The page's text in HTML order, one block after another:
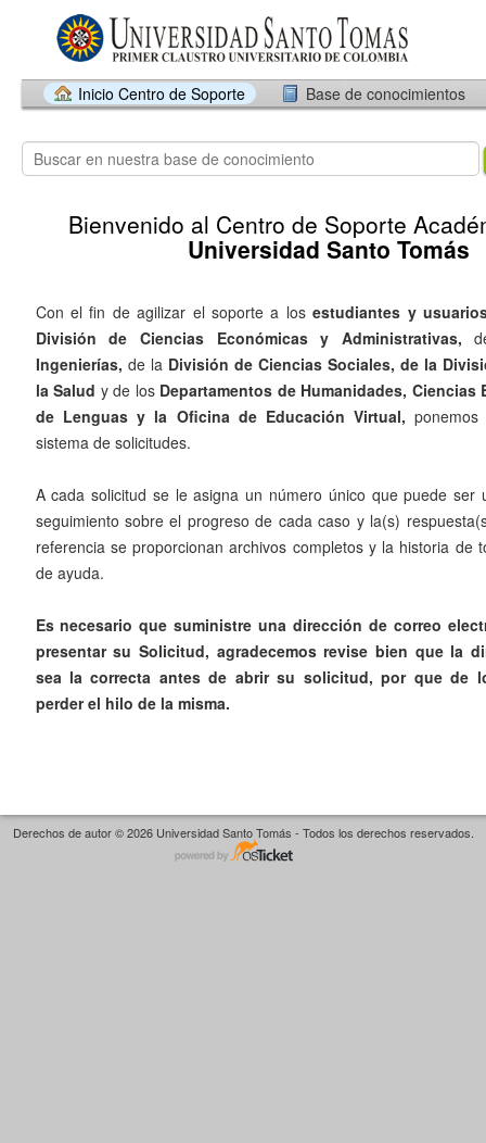
Inicio Centro de Soporte Base de conocimientos
Bienvenido al Centro de Soporte
Universidad Santo Tomás
Con el fin de agilizar el soporte a losestudiantes y
División de Ciencias Económicas y Administrativas,
Ingenierías, de la División de Ciencias Sociales,de la
la Salud y de los Departamentos de Humanidades,
de Lenguas y la Oficina de Educación Virtual,
sistema de solicitudes.
A cada solicitud se le asigna un número único que puede ser
seguimiento sobre el progreso de cada caso y la(s)
referencia se proporcionan archivos completos y la historia de
de ayuda.
Es necesario que suministre una dirección de correo
presentar su Solicitud, agradecemos revise bien que la
sea la correcta antes de abrir su solicitud, por que de
perder el hilo de la misma.
Derechos de autor © 2026 Universidad Santo Tomás - Todos los derechos reservados.